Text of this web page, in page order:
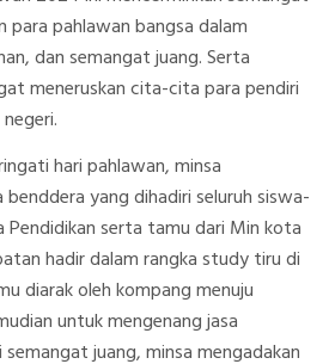
para pahlawan bangsa dalam
dan semangat juang. Serta
meneruskan cita-cita para pendiri
hari pahlawan, minsa
benddera yang dihadiri seluruh siswa-
Pendidikan serta tamu dari Min kota
hadir dalam rangka study tiru di
diarak oleh kompang menuju
untuk mengenang jasa
juang, minsa mengadakan